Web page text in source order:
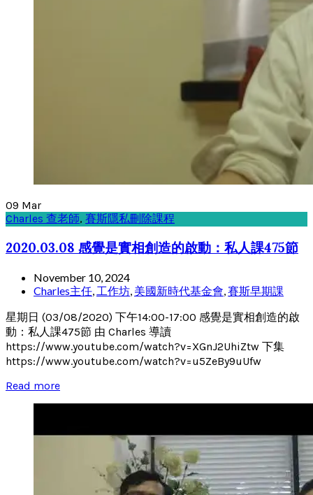
09 Mar
Charles 查老師, 賽斯隱私刪除課程
2020.03.08 感覺是實相創造的啟動：私人課475節
November 10, 2024
Charles主任, 工作坊, 美國新時代基金會,賽斯早期課
星期日 (03/08/2020) 下午14:00-17:00 感覺是實相創造的啟
動：私人課475節 由 Charles 導讀
https://www.youtube.com/watch?v=XGnJ2UhiZtw 下集
https://www.youtube.com/watch?v=u5ZeBy9uUfw
Read more